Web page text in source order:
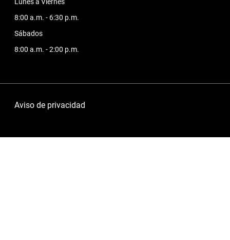
8:00 a.m. - 6:30 p.m.
Sábados
8:00 a.m. - 2:00 p.m.
Aviso de privacidad